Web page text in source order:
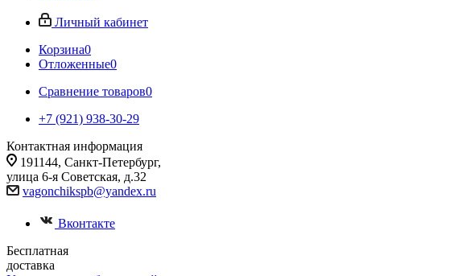
Личный кабинет
Корзина0
Отложенные0
Сравнение товаров0
+7 (921) 938-30-29
Контактная информация
191144, Санкт-Петербург,
улица 6-я Советская, д.32
vagonchikspb@yandex.ru
Вконтакте
Бесплатная
доставка